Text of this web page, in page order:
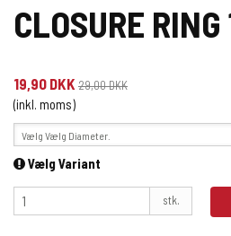
CLOSURE RING
19,90 DKK 29,00 DKK
(inkl. moms)
Vælg Vælg Diameter.
Vælg Variant
stk.